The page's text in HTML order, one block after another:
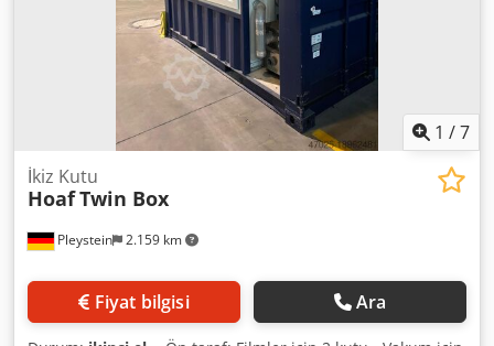
1 /7
Pleystein 2.159 km
İkiz Kutu
HoafTwin Box
Fiyat bilgisi Ara